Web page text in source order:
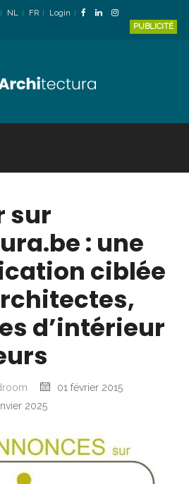
NL FR
Login
PUBLICITÉ
sur
: une
ciblée
d’intérieur
01 février 2015
2025